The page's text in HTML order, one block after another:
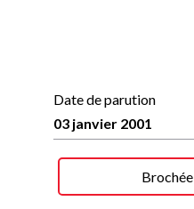
Date de parution
03 janvier 2001
Brochée